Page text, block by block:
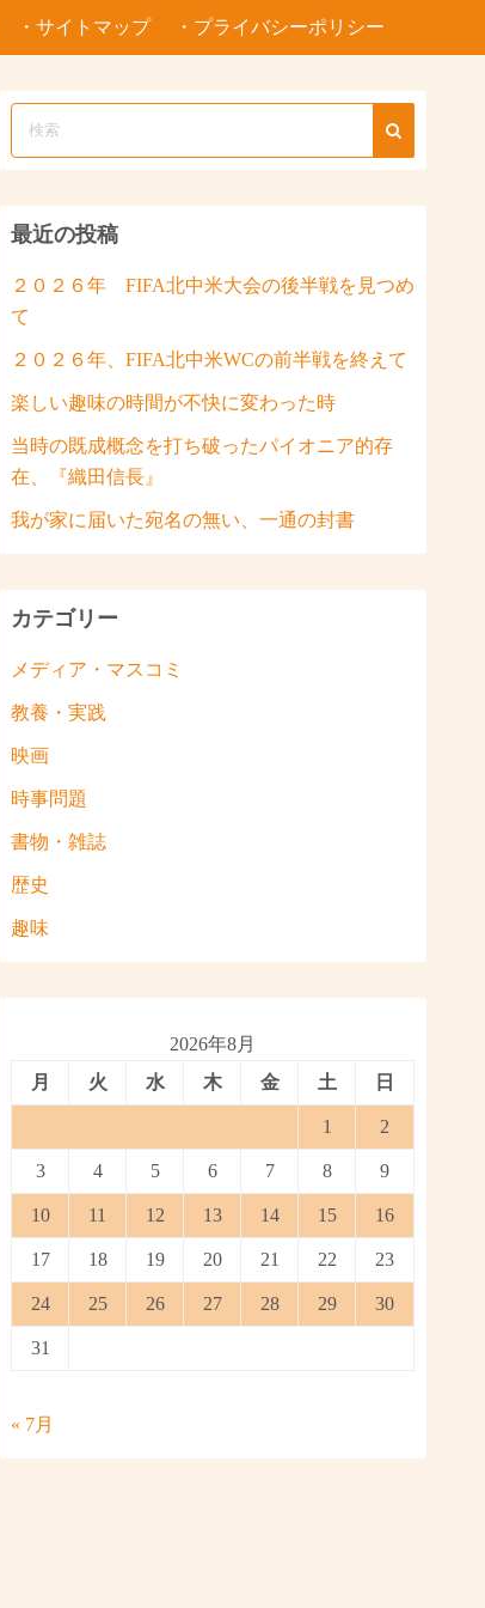
・サイトマップ ・プライバシーポリシー
最近の投稿
２０２６年 FIFA北中米大会の後半戦を見つめ
て
２０２６年、FIFA北中米WCの前半戦を終えて
楽しい趣味の時間が不快に変わった時
当時の既成概念を打ち破ったパイオニア的存
在、『織田信長』
我が家に届いた宛名の無い、一通の封書
カテゴリー
メディア・マスコミ
教養・実践
映画
時事問題
書物・雑誌
歴史
趣味
2026年8月
月
火 水 木 金 土 日
1 2
3 4 5 6 7 8 9
10 11 12 13 14 15 16
17 18 19 20 21 22 23
24 25 26 27 28 29 30
31
« 7月